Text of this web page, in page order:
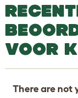
VOOR
There are not